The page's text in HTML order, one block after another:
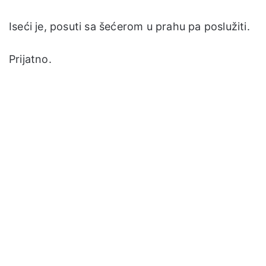
Iseći je, posuti sa šećerom u prahu pa poslužiti.
Prijatno.